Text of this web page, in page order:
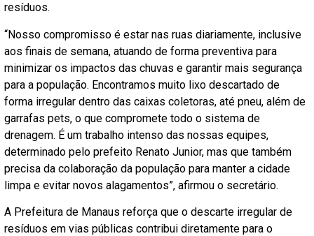
resíduos.
“Nosso compromisso é estar nas ruas diariamente, inclusive
aos finais de semana, atuando de forma preventiva para
minimizar os impactos das chuvas e garantir mais segurança
para a população. Encontramos muito lixo descartado de
forma irregular dentro das caixas coletoras, até pneu, além de
garrafas pets, o que compromete todo o sistema de
drenagem. É um trabalho intenso das nossas equipes,
determinado pelo prefeito Renato Junior, mas que também
precisa da colaboração da população para manter a cidade
limpa e evitar novos alagamentos”, afirmou o secretário.
A Prefeitura de Manaus reforça que o descarte irregular de
resíduos em vias públicas contribui diretamente para o